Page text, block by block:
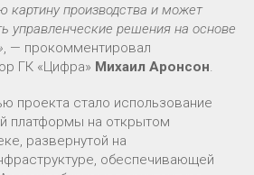
картину производства и может
управленческие решения на основе
, — прокомментировал
ГК «Цифра» Михаил Аронсон.
проекта стало использование
платформы на открытом
развернутой на
обеспечивающей